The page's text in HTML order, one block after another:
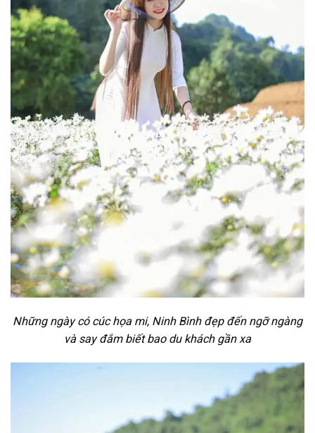
Những ngày có cúc họa mi, Ninh Bình đẹp đến ngỡ ngàng
và say đắm biết bao du khách gần xa